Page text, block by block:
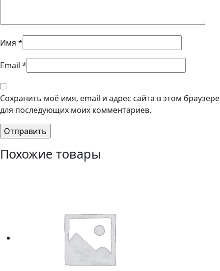
Имя *
Email *
Сохранить моё имя, email и адрес сайта в этом браузере
для последующих моих комментариев.
Похожие товары